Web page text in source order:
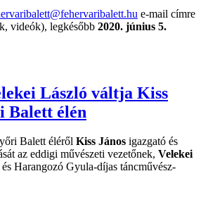
e-mail címre
videók), legkésőbb 2020. június 5.
László váltja Kiss
Balett élén
Balett éléről Kiss János igazgató és
az eddigi művészeti vezetőnek, Velekei
Harangozó Gyula-díjas táncművész-